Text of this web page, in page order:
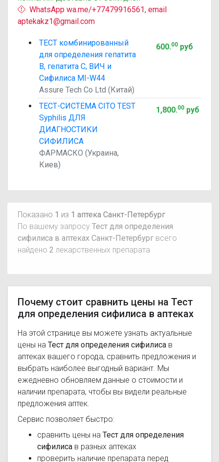
WhatsApp wa.me/+77479916561, email
aptekakz1@gmail.com
ТЕСТ комбинированный
для определения гепатита
В, гепатита С, ВИЧ и
Сифилиса MI-W44
Assure Tech Co Ltd (Китай)
600.00руб
ТЕСТ-СИСТЕМА CITO TEST
Syphilis ДЛЯ
ДИАГНОСТИКИ
СИФИЛИСА
ФАРМАСКО (Украина,
Киев)
1,800.00руб
Показано 1 из 1 аптека Санкт-Петербург
По вашему запросу Тест для определения
сифилиса в аптеках Санкт-Петербург всего
найдено 2 лекарственных препарата
Почему стоит сравнить цены на Тест
для определения сифилиса в аптеках
На этой странице вы можете узнать актуальные
цены на Тест для определения сифилиса в
аптеках вашего города, сравнить предложения и
выбрать наиболее выгодный вариант. Мы
ежедневно обновляем данные о стоимости и
наличии препарата, чтобы вы видели реальные
предложения аптек.
Сервис позволяет быстро:
сравнить цены на Тест для определения
сифилиса в разных аптеках
проверить наличие препарата перед